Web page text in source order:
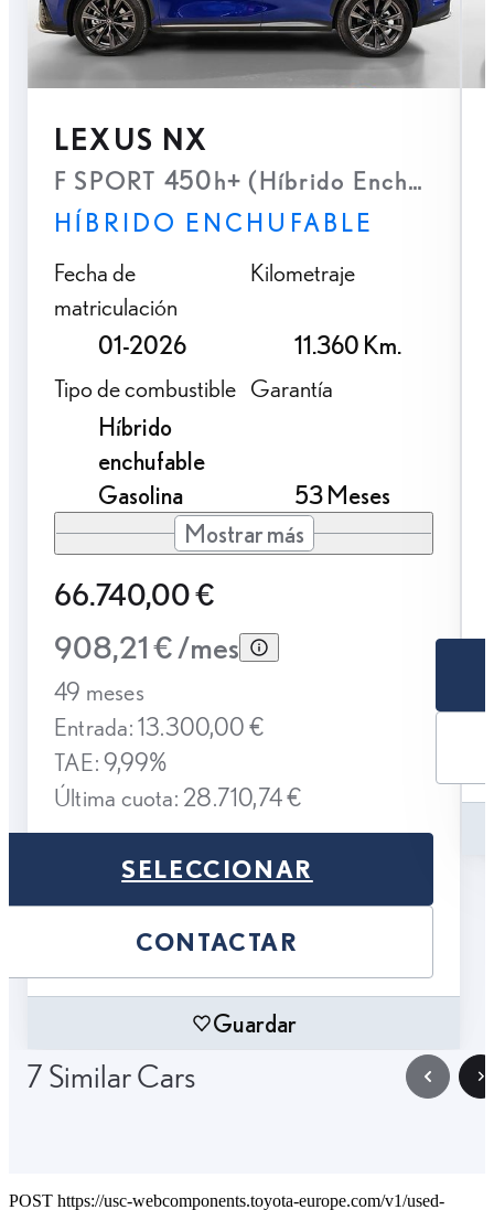
LEXUS NX
F SPORT 450h+ (Híbrido Enchufable)
HÍBRIDO ENCHUFABLE
Fecha de
matriculación
01-2026
Kilometraje
11.360 Km.
Tipo de combustible
Híbrido
enchufable
Gasolina
Garantía
53 Meses
Mostrar más
66.740,00 €
908,21 € /mes
49 meses
Entrada: 13.300,00 €
TAE: 9,99%
Última cuota: 28.710,74 €
SELECCIONAR
CONTACTAR
Guardar
7 Similar Cars
POST https://usc-webcomponents.toyota-europe.com/v1/used-